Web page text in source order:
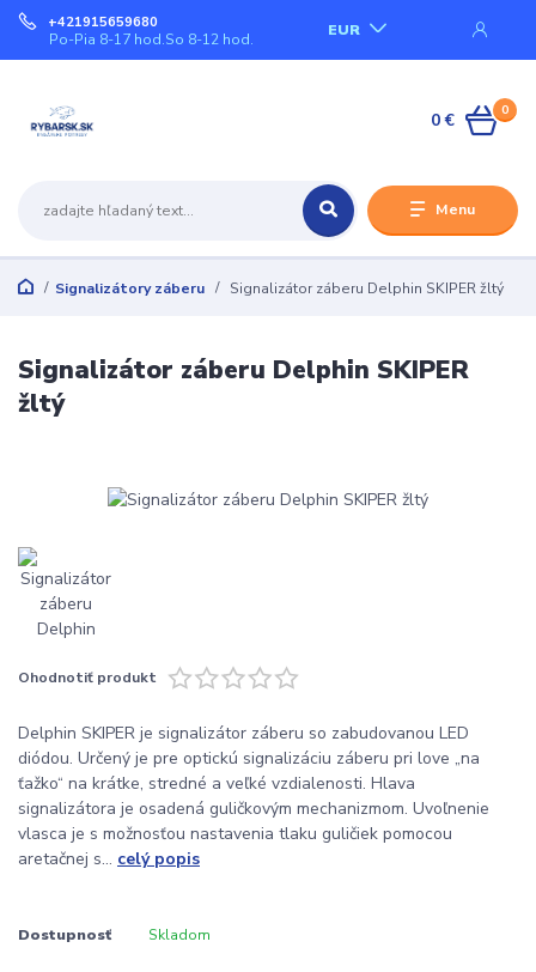
Menu
EUR
+421915659680
Po-Pia 8-17 hod.So 8-12 hod.
0
0 €
Signalizátory záberu Signalizátor záberu Delphin SKIPER žltý
Signalizátor záberu Delphin SKIPER
žltý
Ohodnotiť produkt
Delphin SKIPER je signalizátor záberu so zabudovanou LED
diódou. Určený je pre optickú signalizáciu záberu pri love „na
ťažko“ na krátke, stredné a veľké vzdialenosti. Hlava
signalizátora je osadená guličkovým mechanizmom. Uvoľnenie
vlasca je s možnosťou nastavenia tlaku guličiek pomocou
aretačnej s... celý popis
Dostupnosť Skladom